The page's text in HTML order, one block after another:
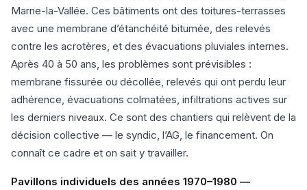
Marne-la-Vallée. Ces bâtiments ont des toitures-terrasses
avec une membrane d’étanchéité bitumée, des relevés
contre les acrotères, et des évacuations pluviales internes.
Après 40 à 50 ans, les problèmes sont prévisibles :
membrane fissurée ou décollée, relevés qui ont perdu leur
adhérence, évacuations colmatées, infiltrations actives sur
les derniers niveaux. Ce sont des chantiers qui relèvent de la
décision collective — le syndic, l’AG, le financement. On
connaît ce cadre et on sait y travailler.
Pavillons individuels des années 1970–1980 —